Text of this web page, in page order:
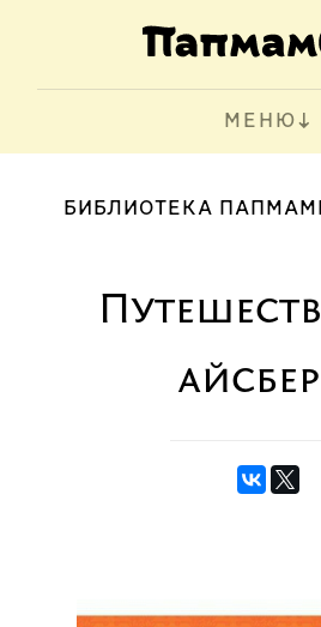
МЕНЮ
БИБЛИОТЕКА